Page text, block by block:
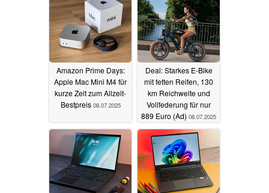
08.07.2025
Amazon Prime Days:
Apple Mac Mini M4 für
kurze Zeit zum Allzeit-
Bestpreis 08.07.2025
Deal: Starkes E-Bike
mit fetten Reifen, 130
km Reichweite und
Vollfederung für nur
889 Euro (Ad) 08.07.2025